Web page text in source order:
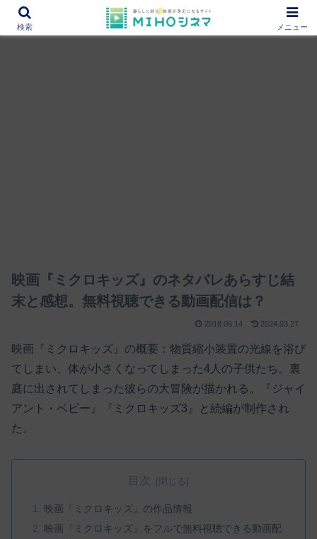
12000作品を紹介！あなたの映画図書館『MIHOシネマ』
映画『ミクロキッズ』のネタバレあらすじ結
末と感想。無料視聴できる動画配信は？
2018.06.14 2024.03.27
映画『ミクロキッズ』の概要：物質縮小装置の光線を浴び
てしまい、体が小さくなってしまった4人の子供たち。裏
庭に出されてしまった彼らの大冒険が描かれる。『ジャイ
アント・ベビー』『ミクロキッズ3』と続編が制作され
た。
目次
映画『ミクロキッズ』の作品情報
映画『ミクロキッズ』をフルで無料視聴できる動画配
検索 メニュー